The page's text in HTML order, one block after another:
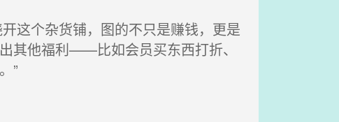
这个杂货铺，图的不只是赚钱，更是
其他福利——比如会员买东西打折、
”